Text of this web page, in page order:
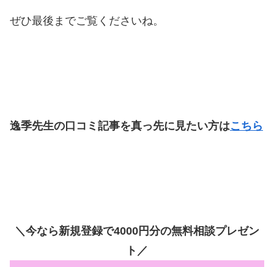
ぜひ最後までご覧くださいね。
逸季先生の口コミ記事を真っ先に見たい方はこちら
＼今なら新規登録で4000円分の無料相談プレゼン
ト／